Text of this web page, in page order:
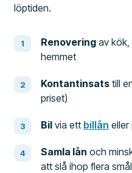
löptiden.
Renovering av kök,
hemmet
Kontantinsats till
priset)
Bil via ett billån eller
Samla lån och
att slå ihop flera